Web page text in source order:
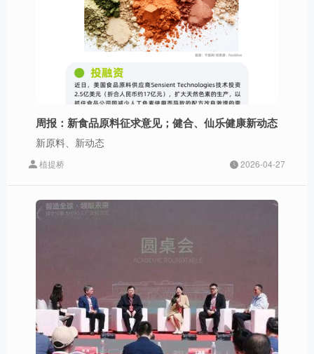
周报：新食品原料征求意见；健合、仙乐健康新动态
新原料、新动态
植提桥 2026-04-27